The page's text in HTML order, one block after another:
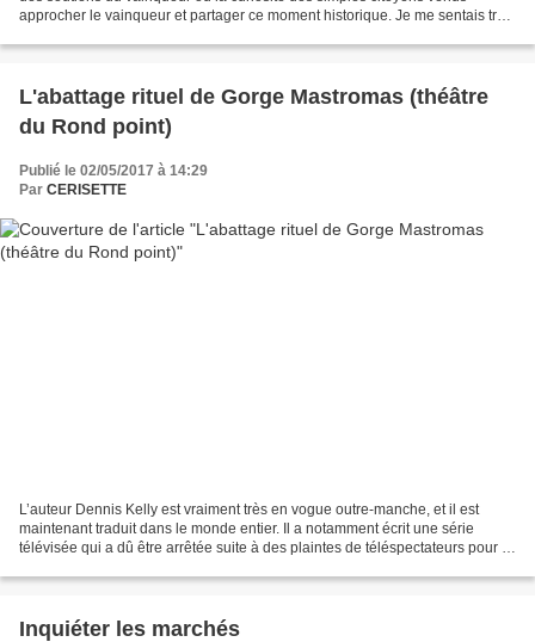
approcher le vainqueur et partager ce moment historique. Je me sentais très
L'abattage rituel de Gorge Mastromas (théâtre
du Rond point)
Publié le 02/05/2017 à 14:29
Par CERISETTE
L’auteur Dennis Kelly est vraiment très en vogue outre-manche, et il est
maintenant traduit dans le monde entier. Il a notamment écrit une série
télévisée qui a dû être arrêtée suite à des plaintes de téléspectateurs pour la
Inquiéter les marchés